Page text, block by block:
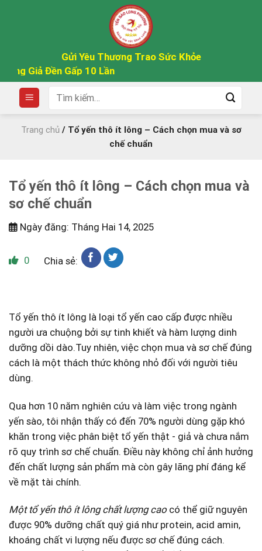
Gửi Yêu Thương Trao Sức Khỏe
Đền Gấp 10 Lần
kiếm:
Trang chủ/ Tổ yến thô ít lông – Cách chọn mua và sơ
chế chuẩn
Tổ yến thô ít lông – Cách chọn mua và
sơ chế chuẩn
Ngày đăng: Tháng Hai 14, 2025
0 Chia sẻ:
Tổ yến thô ít lông là​ loại tổ yến cao‍ cấp được‍ nhiều
⁣người ưa chuộng​ bởi‌ sự tinh khiết và hàm ⁣lượng⁤ dinh
dưỡng dồi dào.Tuy nhiên, việc chọn mua ⁢và sơ chế đúng
cách‌ là​ một thách ​thức không nhỏ đối với người tiêu
⁤dùng.
Qua hơn 10 năm nghiên cứu và⁤ làm việc trong ngành
yến sào, tôi nhận thấy có đến 70% người dùng gặp khó
khăn trong việc phân biệt tổ yến thật‍ -​ giả và chưa ‌nắm
rõ quy trình⁢ sơ chế chuẩn. Điều này ⁢không chỉ ảnh hưởng
đến chất lượng sản phẩm mà còn gây lãng phí đáng kể​
về mặt tài chính.
Một tổ yến thô ít lông chất lượng caocó thể giữ nguyên
được 90% dưỡng chất quý giá như protein, acid‍ amin,
khoáng chất‍ vi lượng nếu được sơ chế đúng cách.​